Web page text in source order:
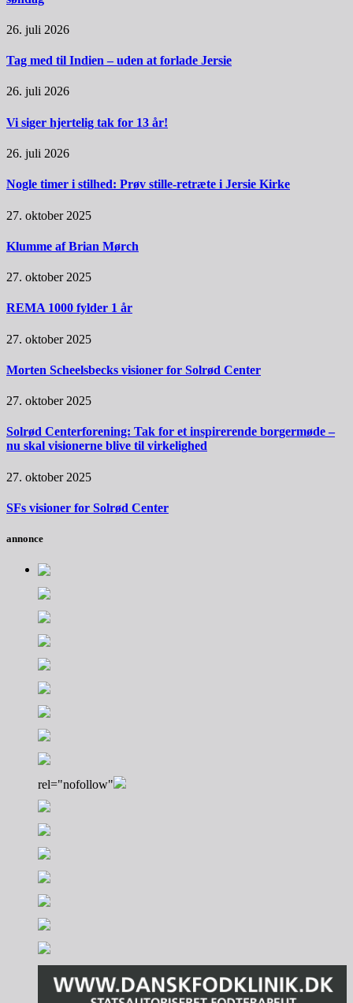
26. juli 2026
Tag med til Indien – uden at forlade Jersie
26. juli 2026
Vi siger hjertelig tak for 13 år!
26. juli 2026
Nogle timer i stilhed: Prøv stille-retræte i Jersie Kirke
27. oktober 2025
Klumme af Brian Mørch
27. oktober 2025
REMA 1000 fylder 1 år
27. oktober 2025
Morten Scheelsbecks visioner for Solrød Center
27. oktober 2025
Solrød Centerforening: Tak for et inspirerende borgermøde –
nu skal visionerne blive til virkelighed
27. oktober 2025
SFs visioner for Solrød Center
annonce
rel="nofollow"